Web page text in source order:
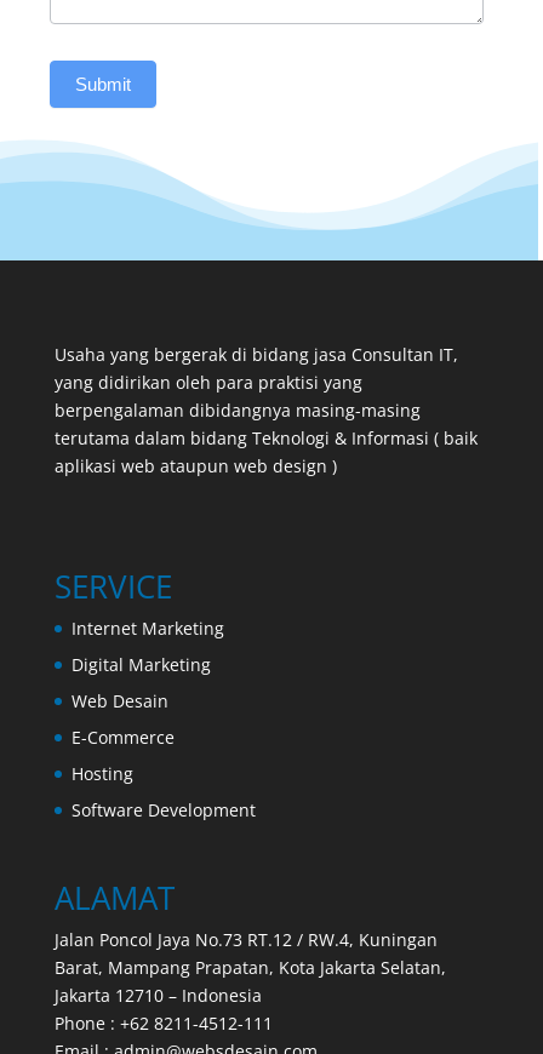
Submit
Usaha yang bergerak di bidang jasa Consultan IT,
yang didirikan oleh para praktisi yang
berpengalaman dibidangnya masing-masing
terutama dalam bidang Teknologi & Informasi ( baik
aplikasi web ataupun web design )
SERVICE
Internet Marketing
Digital Marketing
Web Desain
E-Commerce
Hosting
Software Development
ALAMAT
Jalan Poncol Jaya No.73 RT.12 / RW.4, Kuningan
Barat, Mampang Prapatan, Kota Jakarta Selatan,
Jakarta 12710 – Indonesia
Phone : +62 8211-4512-111